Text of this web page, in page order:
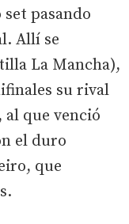
pasando
Allí se
La Mancha),
su rival
al que venció
el duro
que